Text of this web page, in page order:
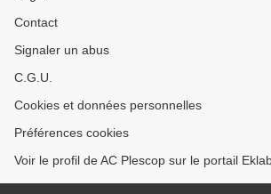
Contact
Signaler un abus
C.G.U.
Cookies et données personnelles
Préférences cookies
Voir le profil de AC Plescop sur le portail